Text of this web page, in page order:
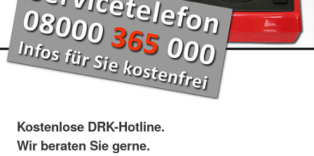
Kostenlose DRK-Hotline.
Wir beraten Sie gerne.